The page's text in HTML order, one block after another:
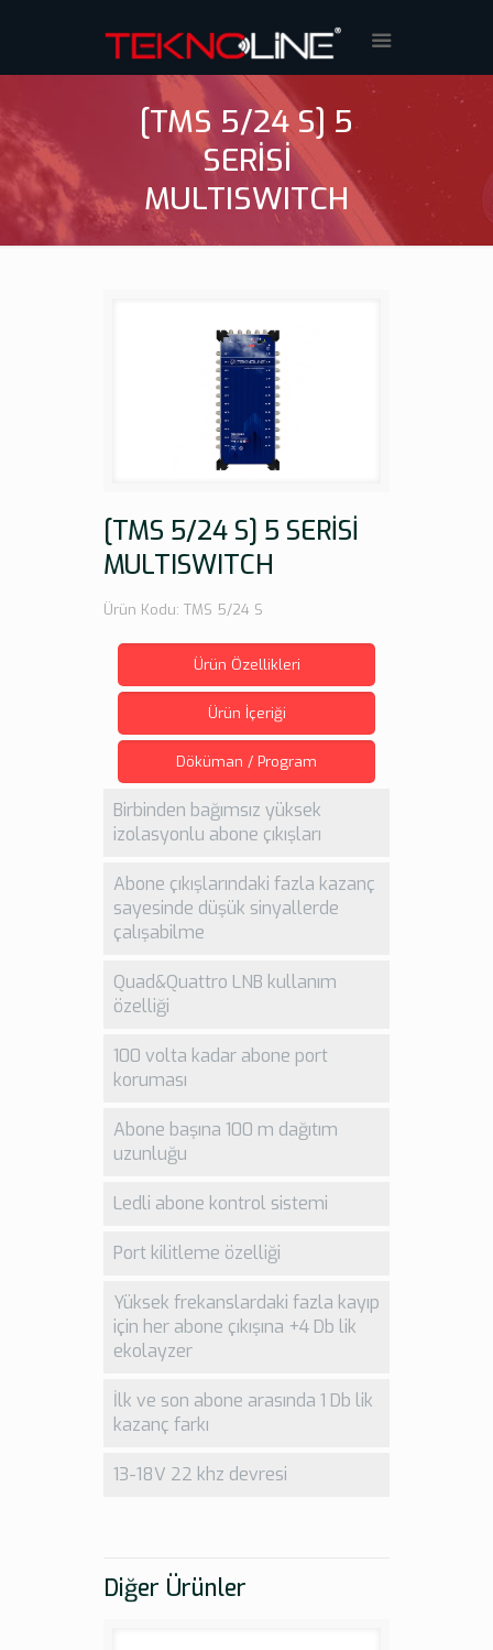
[TMS 5/24 S] 5
SERİSİ
MULTISWITCH
[TMS 5/24 S] 5 SERİSİ
MULTISWITCH
Ürün Kodu: TMS 5/24 S
Ürün Özellikleri
Ürün İçeriği
Döküman / Program
Birbinden bağımsız yüksek
izolasyonlu abone çıkışları
Abone çıkışlarındaki fazla kazanç
sayesinde düşük sinyallerde
çalışabilme
Quad&Quattro LNB kullanım
özelliği
100 volta kadar abone port
koruması
Abone başına 100 m dağıtım
uzunluğu
Ledli abone kontrol sistemi
Port kilitleme özelliği
Yüksek frekanslardaki fazla kayıp
için her abone çıkışına +4 Db lik
ekolayzer
İlk ve son abone arasında 1 Db lik
kazanç farkı
13-18V 22 khz devresi
Diğer Ürünler